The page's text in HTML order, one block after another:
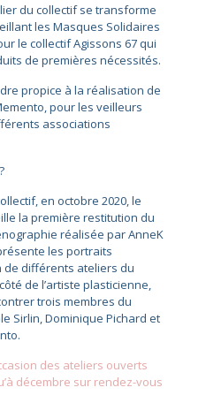
du collectif se transforme
les Masques Solidaires
le collectif Agissons 67 qui
de premières nécessités.
propice à la réalisation de
pour les veilleurs
associations
en octobre 2020, le
la première restitution du
réalisée par AnneK
les portraits
de différents ateliers du
de l’artiste plasticienne,
trois membres du
Sirlin, Dominique Pichard et
des ateliers ouverts
décembre sur rendez-vous